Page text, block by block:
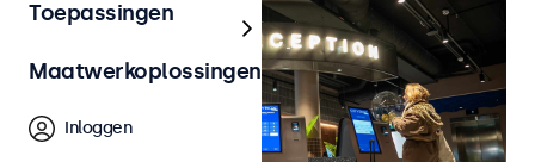
Toepassingen
Maatwerkoplossingen
Inloggen